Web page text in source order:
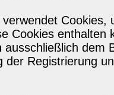
Cookies enthalten
ausschließlich dem
der Registrierung